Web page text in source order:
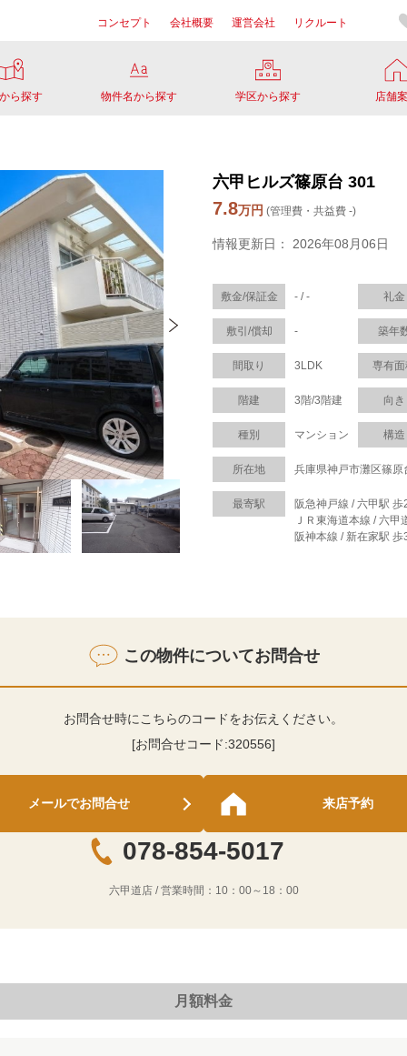
コンセプト 会社概要 運営会社 リクルート
ら探す 物件名から探す 学区から探す 店舗
六甲ヒルズ篠原台 301
7.8万円 (管理費・共益費 -)
情報更新日： 2026年08月06日
敷金/保証金 - / - 礼金
敷引/償却 - 築年
間取り 3LDK 専有
階建 3階/3階建 向き
種別 マンション 構造
所在地 兵庫県神戸市灘区篠原
最寄駅
阪急神戸線 / 六甲駅 歩
ＪＲ東海道本線 / 六甲
阪神本線 / 新在家駅 歩
この物件についてお問合せ
お問合せ時にこちらのコードをお伝えください。
[お問合せコード:320556]
メールでお問合せ 来店予約
078-854-5017
六甲道店/ 営業時間： 10：00～18：00
月額料金